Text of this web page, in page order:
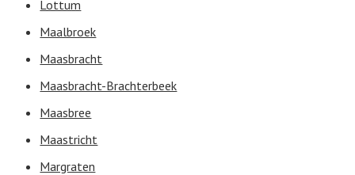
Lottum
Maalbroek
Maasbracht
Maasbracht-Brachterbeek
Maasbree
Maastricht
Margraten